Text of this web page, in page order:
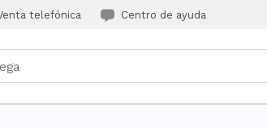
telefónica Centro de ayuda